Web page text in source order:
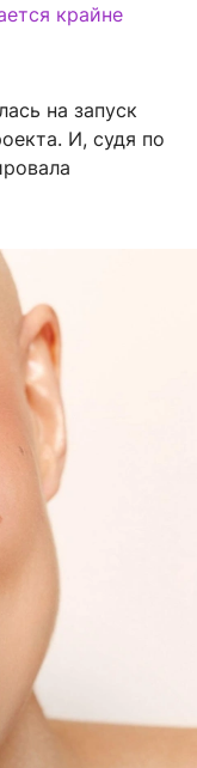
крайне
на запуск
И, судя по